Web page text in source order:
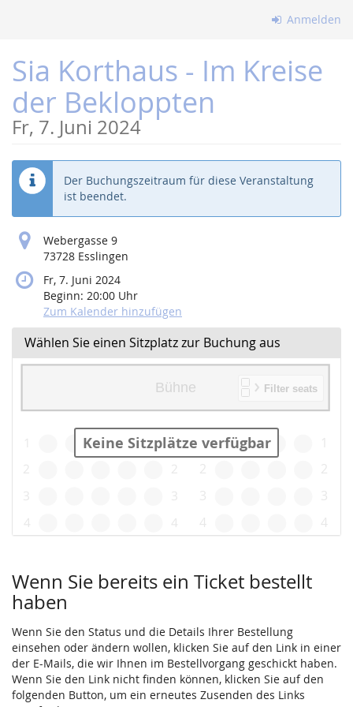
springen
Anmelden
Sia Korthaus - Im Kreise
der Bekloppten
Fr, 7. Juni 2024
Der Buchungszeitraum für diese Veranstaltung
ist beendet.
Webergasse 9
73728 Esslingen
Fr, 7. Juni 2024
Beginn: 20:00 Uhr
Zum Kalender hinzufügen
Wählen Sie einen Sitzplatz zur Buchung aus
Keine Sitzplätze verfügbar
Wenn Sie bereits ein Ticket bestellt
haben
Wenn Sie den Status und die Details Ihrer Bestellung
einsehen oder ändern wollen, klicken Sie auf den Link in einer
der E-Mails, die wir Ihnen im Bestellvorgang geschickt haben.
Wenn Sie den Link nicht finden können, klicken Sie auf den
folgenden Button, um ein erneutes Zusenden des Links